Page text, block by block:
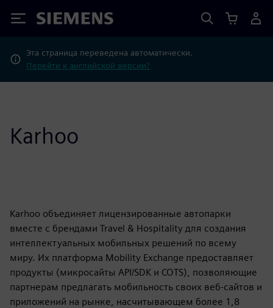
Siemens
Эта страница переведена автоматически.
Перейти к английской версии?
Karhoo
Karhoo объединяет лицензированные автопарки
вместе с брендами Travel & Hospitality для создания
интеллектуальных мобильных решений по всему
миру. Их платформа Mobility Exchange предоставляет
продукты (микросайты API/SDK и COTS), позволяющие
партнерам предлагать мобильность своих веб-сайтов и
приложений на рынке, насчитывающем более 1,8